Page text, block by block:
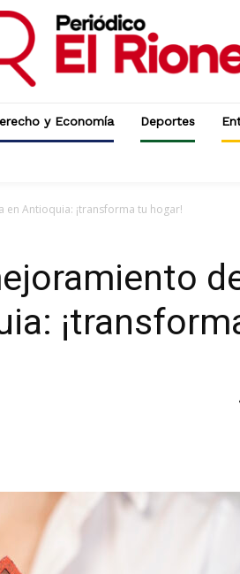
y Economía Deportes
Antioquia: ¡transforma tu hogar!